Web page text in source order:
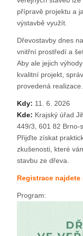
přípravě projektu a
výstavbě využít.
Dřevostavby dnes
vnitřní prostředí a
Aby ale jejich
kvalitní projekt,
provedená realizace.
Kdy: 11. 6. 2026
Kde: Krajský úřad
449/3, 601 82 Brno-
Přijďte získat
zkušenosti, které
stavbu ze dřeva.
Registrace najdete
Program: